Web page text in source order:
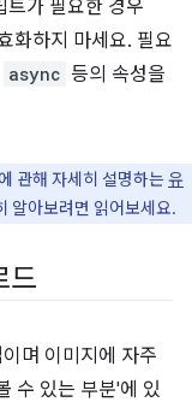
트가 필요한 경우
화하지 마세요. 필요
async 등의 속성을
관해 자세히 설명하는유
알아보려면 읽어보세요.
드
며 이미지에 자주
수 있는 부분'에 있